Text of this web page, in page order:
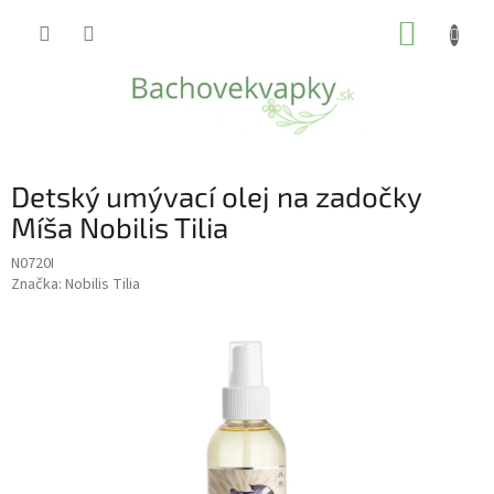
Detský umývací olej na zadočky
Míša Nobilis Tilia
N0720I
Značka: Nobilis Tilia